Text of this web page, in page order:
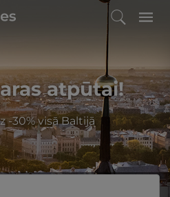
atpūtai!
-30% visā Baltijā